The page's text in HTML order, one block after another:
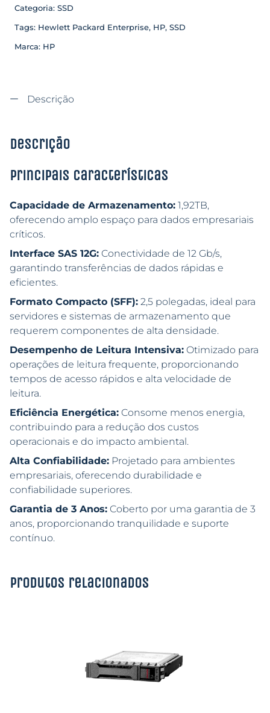
Categoria: SSD
Tags: Hewlett Packard Enterprise, HP, SSD
Marca: HP
Descrição
Descrição
Principais características
Capacidade de Armazenamento: 1,92TB,
oferecendo amplo espaço para dados empresariais
críticos.
Interface SAS 12G: Conectividade de 12 Gb/s,
garantindo transferências de dados rápidas e
eficientes.
Formato Compacto (SFF): 2,5 polegadas, ideal para
servidores e sistemas de armazenamento que
requerem componentes de alta densidade.
Desempenho de Leitura Intensiva: Otimizado para
operações de leitura frequente, proporcionando
tempos de acesso rápidos e alta velocidade de
leitura.
Eficiência Energética: Consome menos energia,
contribuindo para a redução dos custos
operacionais e do impacto ambiental.
Alta Confiabilidade: Projetado para ambientes
empresariais, oferecendo durabilidade e
confiabilidade superiores.
Garantia de 3 Anos: Coberto por uma garantia de 3
anos, proporcionando tranquilidade e suporte
contínuo.
Produtos relacionados